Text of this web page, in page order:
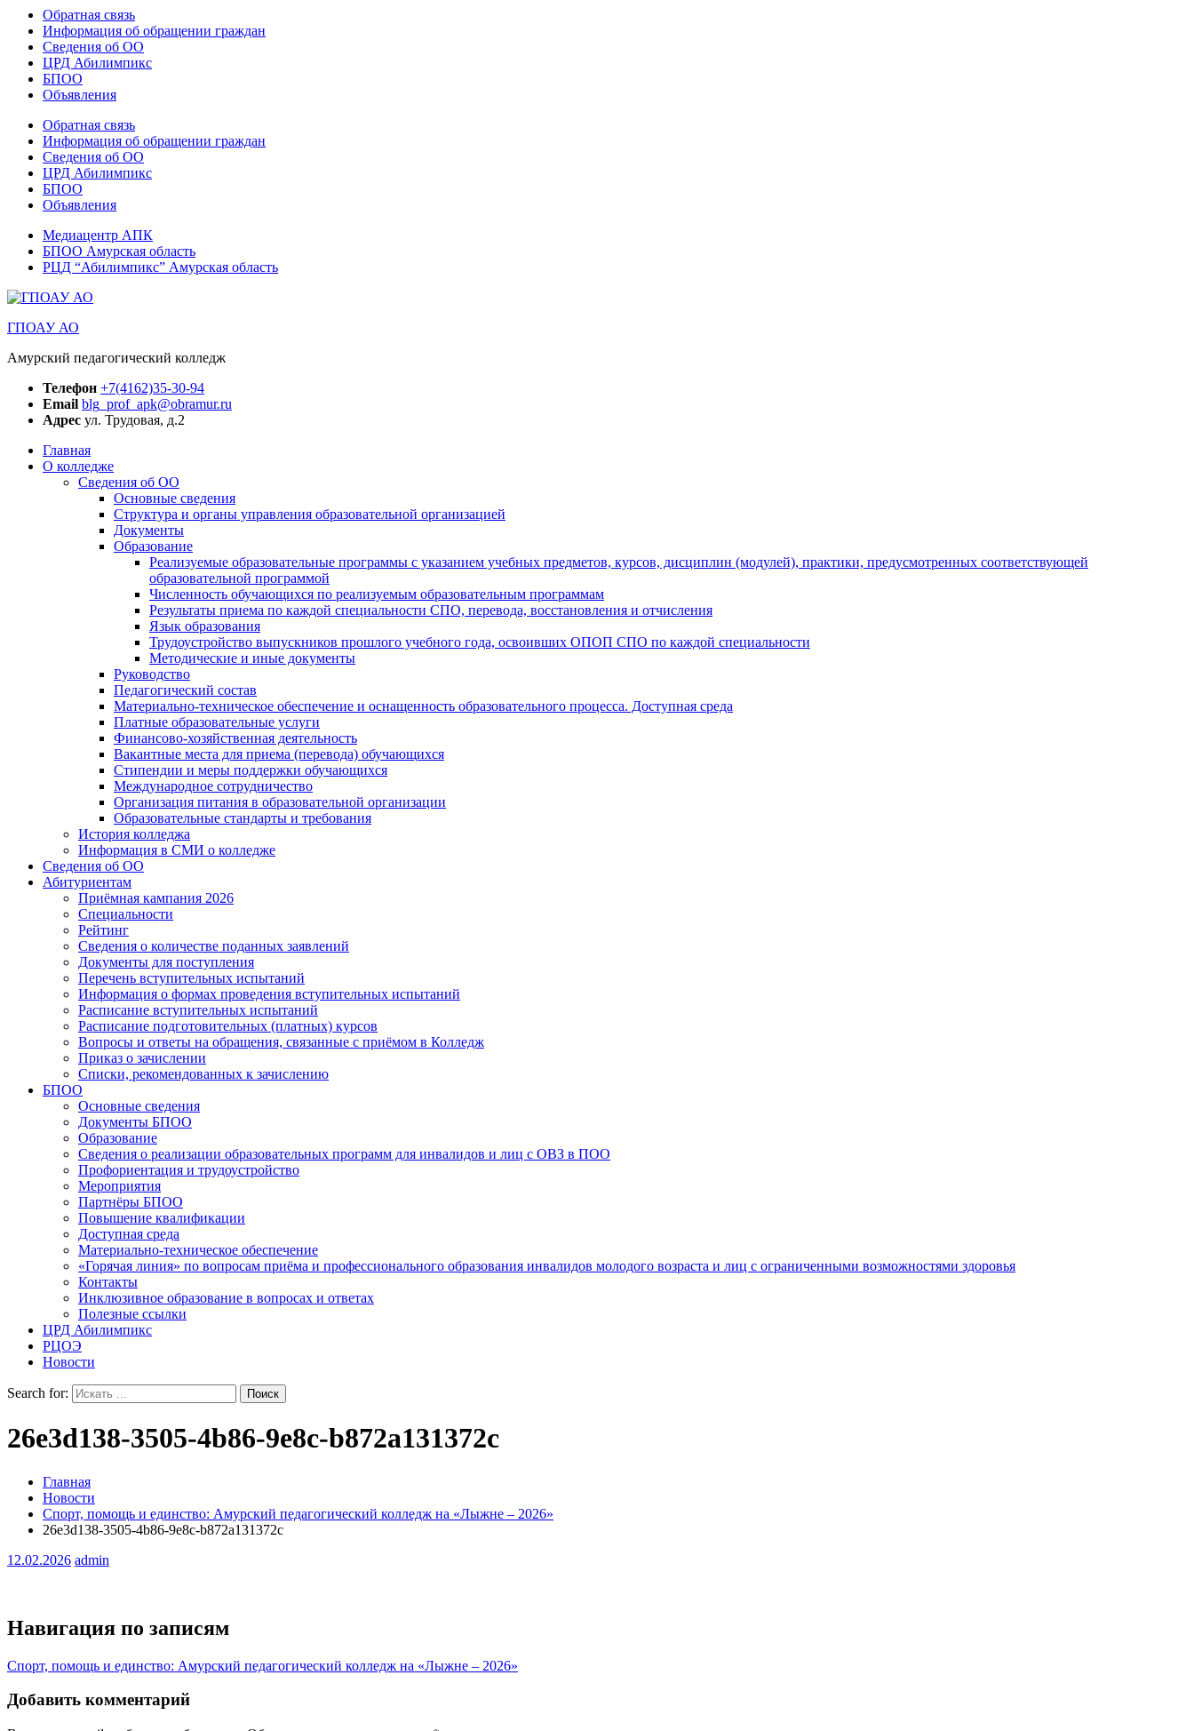
Обратная связь
Информация об обращении граждан
Сведения об ОО
ЦРД Абилимпикс
БПОО
Объявления
Обратная связь
Информация об обращении граждан
Сведения об ОО
ЦРД Абилимпикс
БПОО
Объявления
Медиацентр АПК
БПОО Амурская область
РЦД “Абилимпикс” Амурская область
ГПОАУ АО
Амурский педагогический колледж
Телефон +7(4162)35-30-94
Email blg_prof_apk@obramur.ru
Адрес ул. Трудовая, д.2
Главная
О колледже
Сведения об ОО
Основные сведения
Структура и органы управления образовательной организацией
Документы
Образование
Реализуемые образовательные программы с указанием учебных предметов, курсов, дисциплин (модулей), практики, предусмотренных соответствующей
образовательной программой
Численность обучающихся по реализуемым образовательным программам
Результаты приема по каждой специальности СПО, перевода, восстановления и отчисления
Язык образования
Трудоустройство выпускников прошлого учебного года, освоивших ОПОП СПО по каждой специальности
Методические и иные документы
Руководство
Педагогический состав
Материально-техническое обеспечение и оснащенность образовательного процесса. Доступная среда
Платные образовательные услуги
Финансово-хозяйственная деятельность
Вакантные места для приема (перевода) обучающихся
Стипендии и меры поддержки обучающихся
Международное сотрудничество
Организация питания в образовательной организации
Образовательные стандарты и требования
История колледжа
Информация в СМИ о колледже
Сведения об ОО
Абитуриентам
Приёмная кампания 2026
Специальности
Рейтинг
Сведения о количестве поданных заявлений
Документы для поступления
Перечень вступительных испытаний
Информация о формах проведения вступительных испытаний
Расписание вступительных испытаний
Расписание подготовительных (платных) курсов
Вопросы и ответы на обращения, связанные с приёмом в Колледж
Приказ о зачислении
Списки, рекомендованных к зачислению
БПОО
Основные сведения
Документы БПОО
Образование
Сведения о реализации образовательных программ для инвалидов и лиц с ОВЗ в ПОО
Профориентация и трудоустройство
Мероприятия
Партнёры БПОО
Повышение квалификации
Доступная среда
Материально-техническое обеспечение
«Горячая линия» по вопросам приёма и профессионального образования инвалидов молодого возраста и лиц с ограниченными возможностями здоровья
Контакты
Инклюзивное образование в вопросах и ответах
Полезные ссылки
ЦРД Абилимпикс
РЦОЭ
Новости
Search for:
26e3d138-3505-4b86-9e8c-b872a131372c
Главная
Новости
Спорт, помощь и единство: Амурский педагогический колледж на «Лыжне – 2026»
26e3d138-3505-4b86-9e8c-b872a131372c
12.02.2026 admin
Навигация по записям
Спорт, помощь и единство: Амурский педагогический колледж на «Лыжне – 2026»
Добавить комментарий